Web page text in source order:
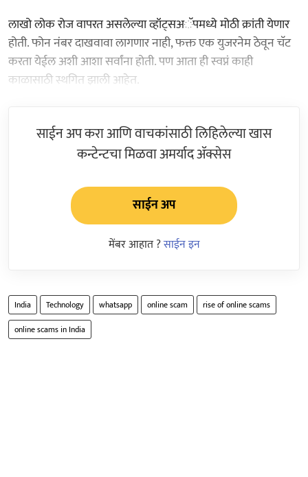
लाखो लोक रोज वापरत असलेल्या व्हॉट्सअॅपमध्ये मोठी क्रांती येणार
होती. फोन नंबर दाखवावा लागणार नाही, फक्त एक युजरनेम ठेवून चॅट
करता येईल अशी आशा सर्वांना होती. पण आता ही स्वप्नं काही
काळासाठी स्थगित झाली आहेत.
साईन अप करा आणि वाचकांसाठी लिहिलेल्या खास
कन्टेन्टचा मिळवा अमर्याद ॲक्सेस
साईन अप
मेंबर आहात ?साईन इन
India Technology whatsapp online scam
rise of online scams
online scams in India